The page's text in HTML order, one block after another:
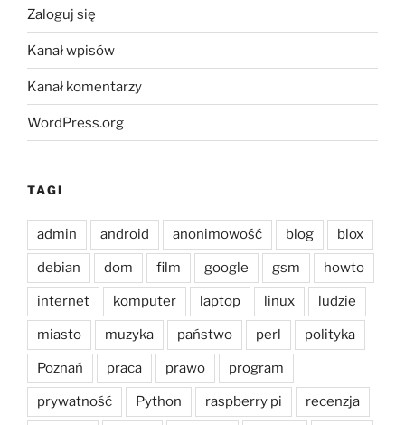
Zaloguj się
Kanał wpisów
Kanał komentarzy
WordPress.org
TAGI
admin android anonimowość blog blox
debian dom film google gsm howto
internet komputer laptop linux ludzie
miasto muzyka państwo perl polityka
Poznań praca prawo program
prywatność Python raspberry pi recenzja